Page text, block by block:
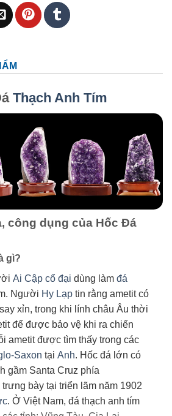
Thạch Anh Tím
công dụng của Hốc Đá
gì?
Ai Cập cổ đại dùng làm đá
Người Hy Lạp tin rằng ametit có
xỉn, trong khi lính châu Âu thời
để được bảo vệ khi ra chiến
ametit được tìm thấy trong các
Saxon tại Anh. Hốc đá lớn có
gầm Santa Cruz phía
bày tại triển lãm năm 1902
. Ở Việt Nam, đá thạch anh tím